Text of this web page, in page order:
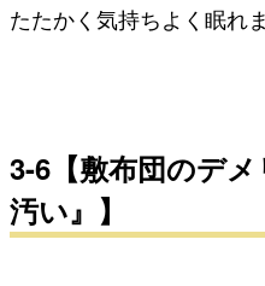
たたかく気持ちよく眠れ
3-6【敷布団のデ
汚い』】